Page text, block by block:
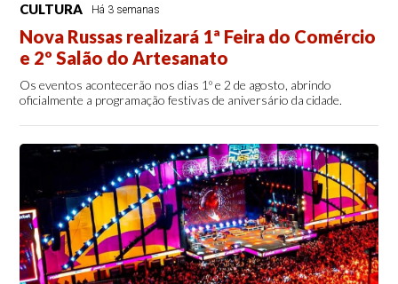
CULTURA Há 3 semanas
Nova Russas realizará 1ª Feira do Comércio
e 2º Salão do Artesanato
Os eventos acontecerão nos dias 1º e 2 de agosto, abrindo
oficialmente a programação festivas de aniversário da cidade.